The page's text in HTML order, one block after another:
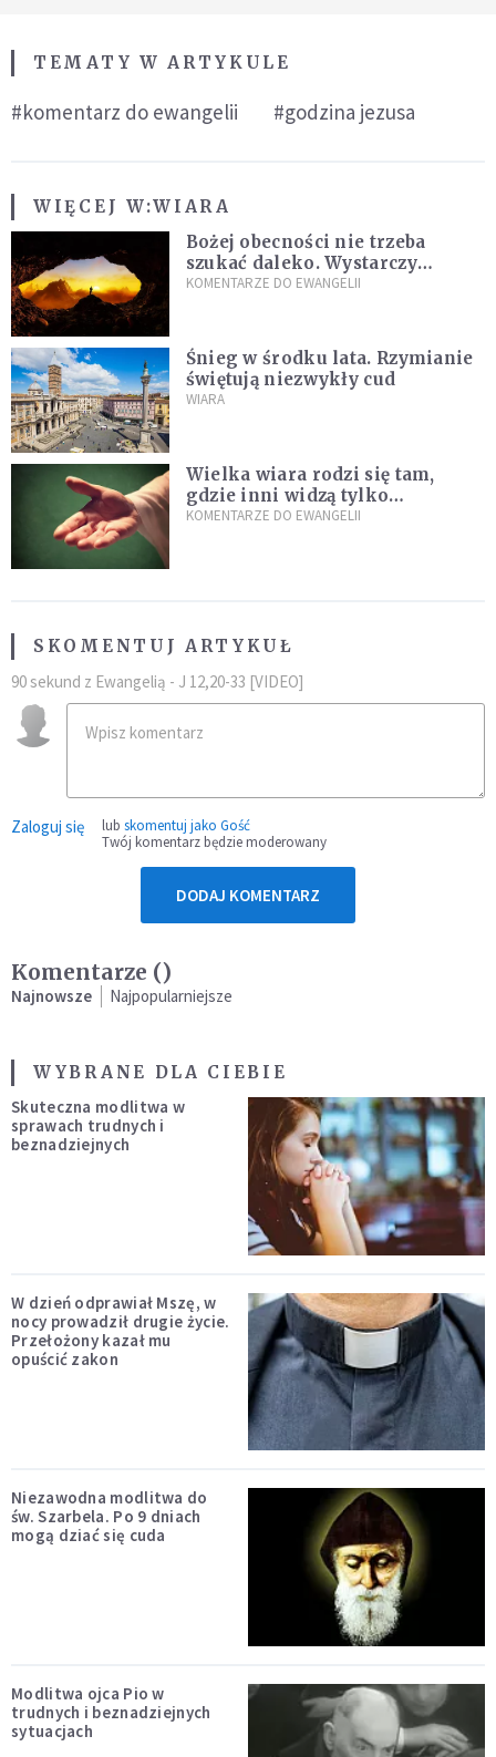
TEMATY W ARTYKULE
#komentarz do ewangelii #godzina jezusa
WIĘCEJ W:WIARA
Bożej obecności nie trzeba
szukać daleko. Wystarczy
nauczyć się słuchać
KOMENTARZE DO EWANGELII
Śnieg w środku lata. Rzymianie
świętują niezwykły cud
WIARA
Wielka wiara rodzi się tam,
gdzie inni widzą tylko
przeszkody
KOMENTARZE DO EWANGELII
SKOMENTUJ ARTYKUŁ
90 sekund z Ewangelią - J 12,20-33 [VIDEO]
Zaloguj się lub skomentuj jako Gość
Twój komentarz będzie moderowany
DODAJ KOMENTARZ
Komentarze ()
Najnowsze Najpopularniejsze
WYBRANE DLA CIEBIE
Skuteczna modlitwa w
sprawach trudnych i
beznadziejnych
W dzień odprawiał Mszę, w
nocy prowadził drugie życie.
Przełożony kazał mu
opuścić zakon
Niezawodna modlitwa do
św. Szarbela. Po 9 dniach
mogą dziać się cuda
Modlitwa ojca Pio w
trudnych i beznadziejnych
sytuacjach